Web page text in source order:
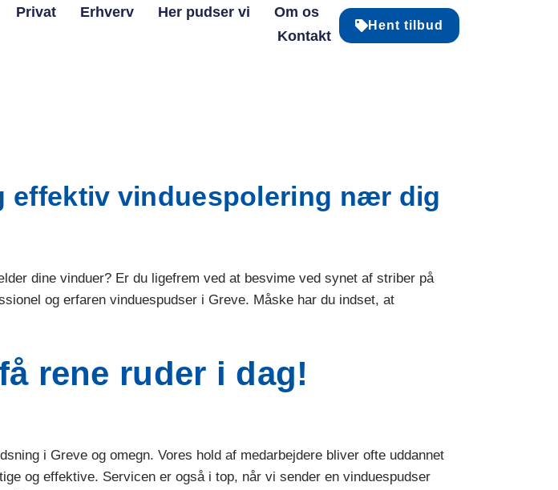
Privat Erhverv Her pudser vi
Om os
Kontakt
Hent tilbud
effektiv vinduespolering nær dig
dine vinduer? Er du ligefrem ved at besvime ved synet af striber på
og erfaren vinduespudser i Greve. Måske har du indset, at
rene ruder i dag!
i Greve og omegn. Vores hold af medarbejdere bliver ofte uddannet
og effektive. Servicen er også i top, når vi sender en vinduespudser